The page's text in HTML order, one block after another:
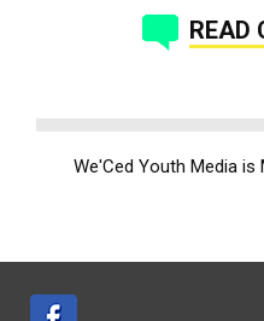
READ
We'Ced Youth Media is